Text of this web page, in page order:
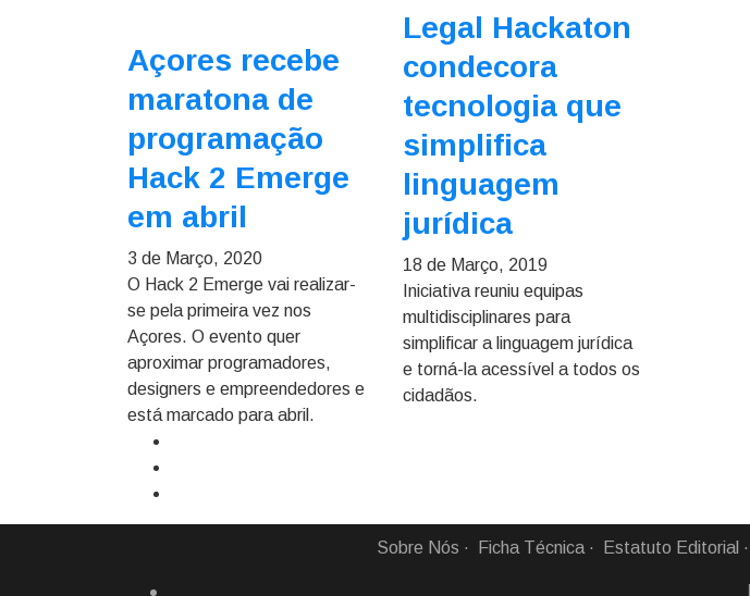
Açores recebe
maratona de
programação
Hack 2 Emerge
em abril
3 de Março, 2020
O Hack 2 Emerge vai realizar-
se pela primeira vez nos
Açores. O evento quer
aproximar programadores,
designers e empreendedores e
está marcado para abril.
Legal Hackaton
condecora
tecnologia que
simplifica
linguagem
jurídica
18 de Março, 2019
Iniciativa reuniu equipas
multidisciplinares para
simplificar a linguagem jurídica
e torná-la acessível a todos os
cidadãos.
Sobre Nós Ficha Técnica Estatuto Editorial